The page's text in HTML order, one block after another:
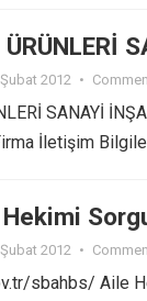
ÜRÜNLERİ
2012 •
SANAYİ
İletişim
Hekimi
2012 •
sbahbs/ Aile